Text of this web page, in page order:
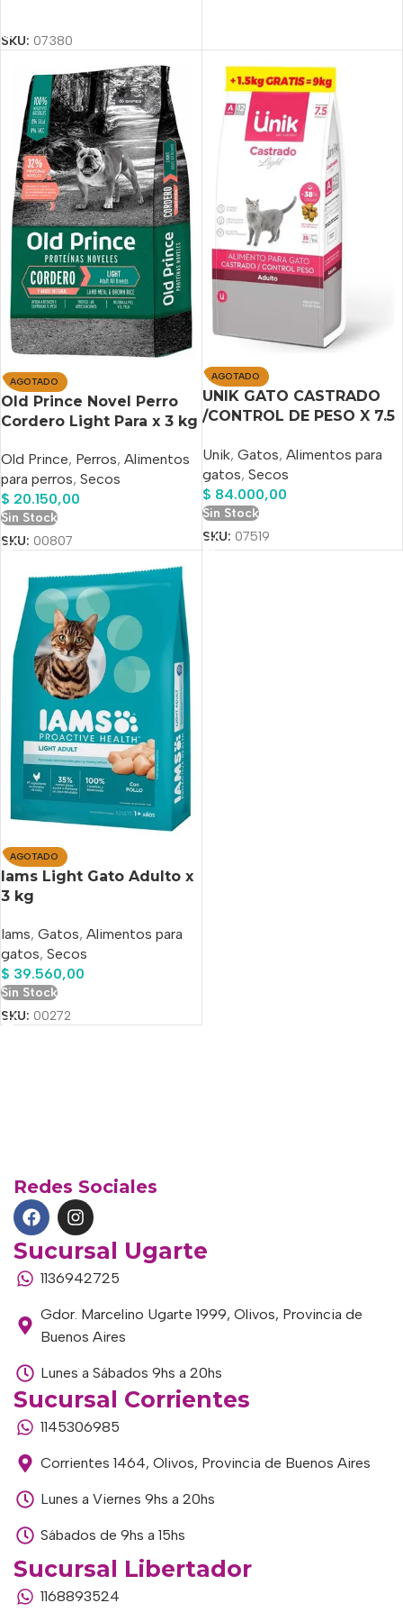
SKU: 07380
AGOTADO
Old Prince Novel Perro
Cordero Light Para x 3 kg
Old Prince, Perros, Alimentos
para perros, Secos
$ 20.150,00
Sin Stock
SKU: 00807
AGOTADO
UNIK GATO CASTRADO
/CONTROL DE PESO X 7.5
Unik, Gatos, Alimentos para
gatos, Secos
$ 84.000,00
Sin Stock
SKU: 07519
AGOTADO
Iams Light Gato Adulto x
3 kg
Iams, Gatos, Alimentos para
gatos, Secos
$ 39.560,00
Sin Stock
SKU: 00272
Redes Sociales
Sucursal Ugarte
1136942725
Gdor. Marcelino Ugarte 1999, Olivos, Provincia de
Buenos Aires
Lunes a Sábados 9hs a 20hs
Sucursal Corrientes
1145306985
Corrientes 1464, Olivos, Provincia de Buenos Aires
Lunes a Viernes 9hs a 20hs
Sábados de 9hs a 15hs
Sucursal Libertador
1168893524